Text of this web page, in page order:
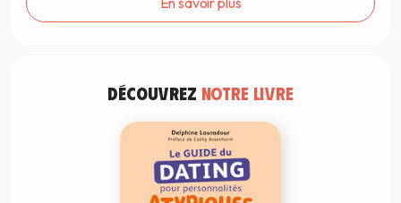
DÉCOUVREZ NOTRE LIVRE